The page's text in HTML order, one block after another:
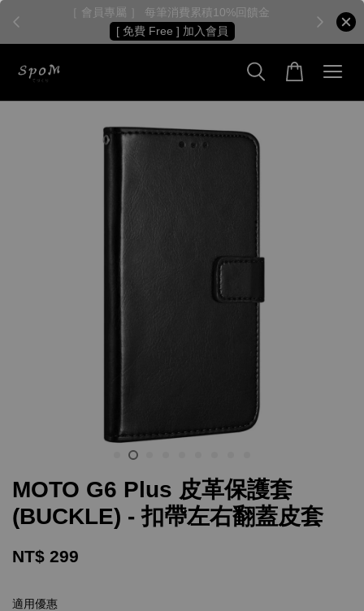
［ 會員專屬 ］ 每筆消費累積10%回饋金
[ 免費 Free ] 加入會員
MOTO G6 Plus 皮革保護套
(BUCKLE) - 扣帶左右翻蓋皮套
NT$ 299
適用優惠